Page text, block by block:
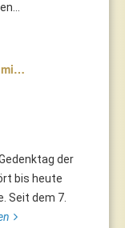
mi…
der
bis heute
Seit dem 7.